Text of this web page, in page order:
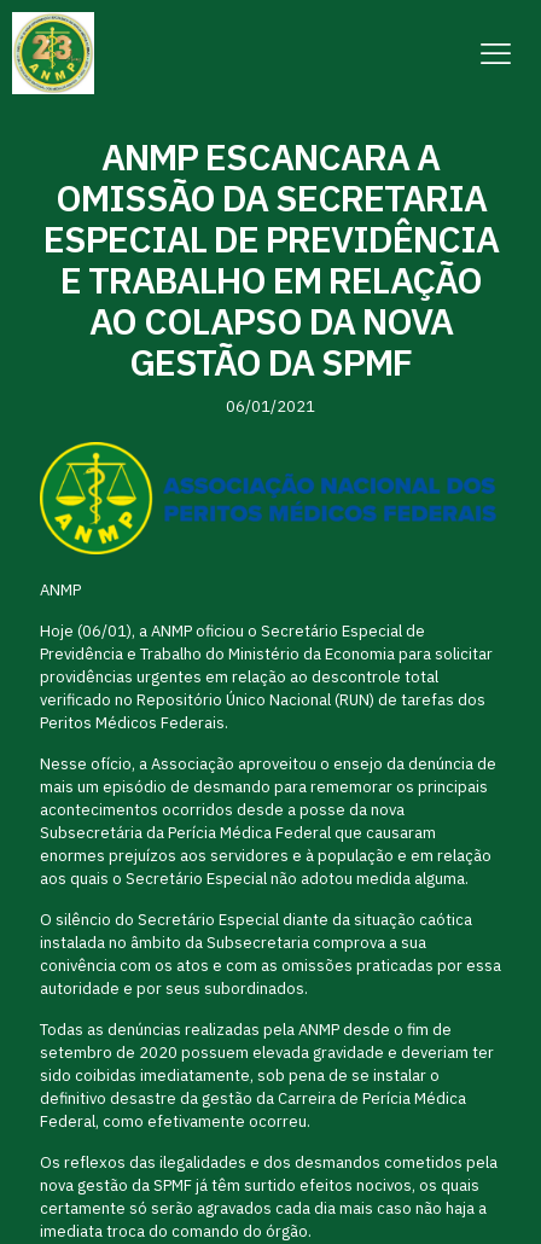
ANMP ESCANCARA A
OMISSÃO DA SECRETARIA
ESPECIAL DE PREVIDÊNCIA
E TRABALHO EM RELAÇÃO
AO COLAPSO DA NOVA
GESTÃO DA SPMF
06/01/2021
ANMP
Hoje (06/01), a ANMP oficiou o Secretário Especial de
Previdência e Trabalho do Ministério da Economia para solicitar
providências urgentes em relação ao descontrole total
verificado no Repositório Único Nacional (RUN) de tarefas dos
Peritos Médicos Federais.
Nesse ofício, a Associação aproveitou o ensejo da denúncia de
mais um episódio de desmando para rememorar os principais
acontecimentos ocorridos desde a posse da nova
Subsecretária da Perícia Médica Federal que causaram
enormes prejuízos aos servidores e à população e em relação
aos quais o Secretário Especial não adotou medida alguma.
O silêncio do Secretário Especial diante da situação caótica
instalada no âmbito da Subsecretaria comprova a sua
conivência com os atos e com as omissões praticadas por essa
autoridade e por seus subordinados.
Todas as denúncias realizadas pela ANMP desde o fim de
setembro de 2020 possuem elevada gravidade e deveriam ter
sido coibidas imediatamente, sob pena de se instalar o
definitivo desastre da gestão da Carreira de Perícia Médica
Federal, como efetivamente ocorreu.
Os reflexos das ilegalidades e dos desmandos cometidos pela
nova gestão da SPMF já têm surtido efeitos nocivos, os quais
certamente só serão agravados cada dia mais caso não haja a
imediata troca do comando do órgão.